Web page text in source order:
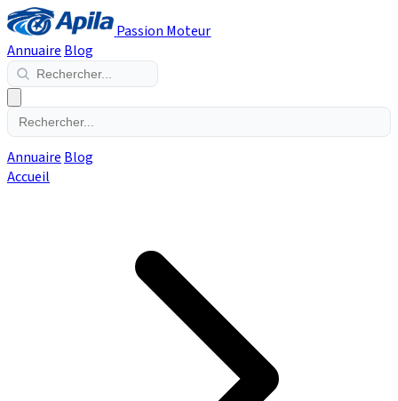
Passion Moteur
Annuaire Blog
Annuaire Blog
Accueil